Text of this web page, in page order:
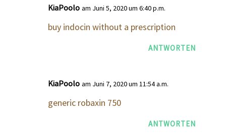
KiaPoolo am Juni 5, 2020 um 6:40 p.m.
buy indocin without a prescription
ANTWORTEN
KiaPoolo am Juni 7, 2020 um 11:54 a.m.
generic robaxin 750
ANTWORTEN